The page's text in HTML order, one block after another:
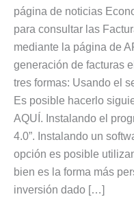
página de noticias
para consultar las
mediante la página de
generación de facturas
tres formas: Usando el
Es posible hacerlo
AQUÍ. Instalando el
4.0”. Instalando un
opción es posible
bien es la forma más
inversión dado […]